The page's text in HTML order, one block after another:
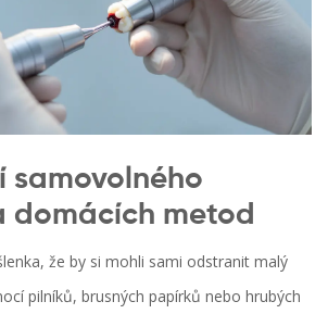
samovolného
domácích metod
že by si mohli sami odstranit malý
pilníků, brusných papírků nebo hrubých